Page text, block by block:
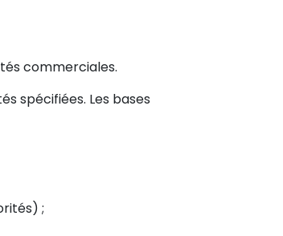
commerciales.
spécifiées. Les bases
;